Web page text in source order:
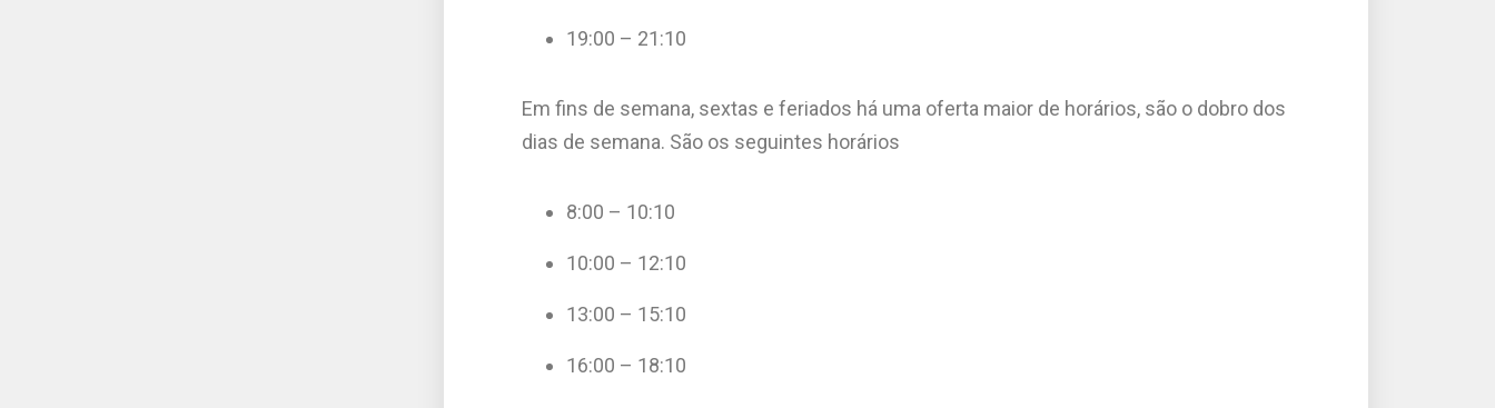
19:00 – 21:10
Em fins de semana, sextas e feriados há uma oferta maior de horários, são o dobro dos
dias de semana. São os seguintes horários
8:00 – 10:10
10:00 – 12:10
13:00 – 15:10
16:00 – 18:10